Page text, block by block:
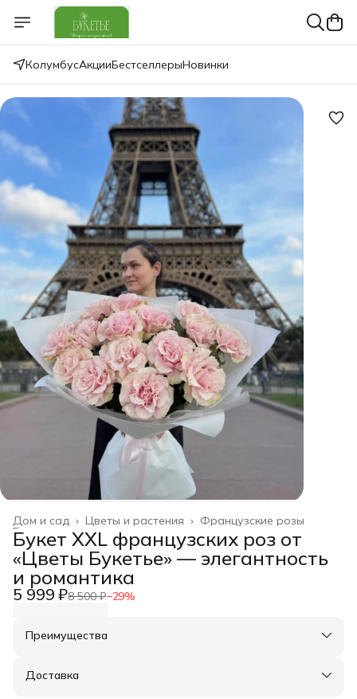
КолумбусАкцииБестселлерыНовинки
Французские розы
Цветы и растения ›
Дом и сад ›
Главная
Букет XXL французских роз от
«Цветы Букетье» — элегантность
и романтика
5 999 ₽8 500 ₽−29%
Преимущества
Оплата частями в Сплит
Удобный возврат
Доставка